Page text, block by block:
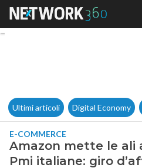
Ultimi articoli Digital Economy
E-COMMERCE
Amazon mette le ali
Pmi italiane: giro